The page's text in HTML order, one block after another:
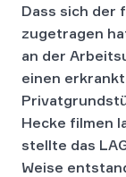
Dass sich der
zugetragen
an der
einen
Hecke filmen
stellte das
Weise